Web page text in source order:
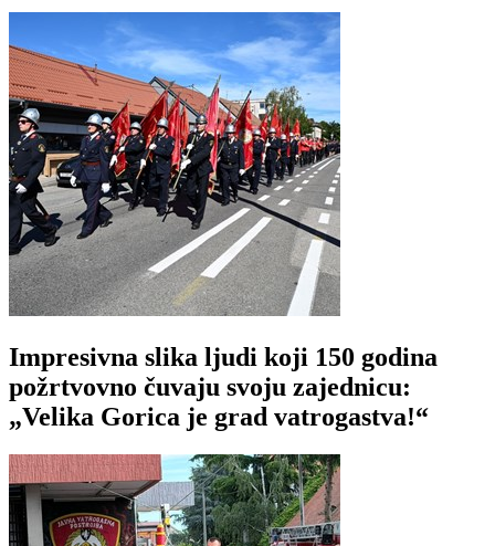
Impresivna slika ljudi koji 150 godina
požrtvovno čuvaju svoju zajednicu:
„Velika Gorica je grad vatrogastva!“